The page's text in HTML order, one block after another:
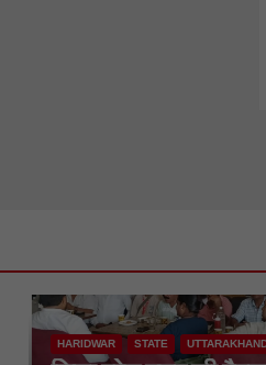
HARIDWAR STATE